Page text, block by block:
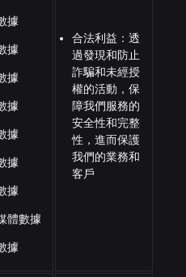
據
據
據
據
據
據
據
體數據
據
合法利益：透
過發現和防止
詐騙和未經授
權的活動，保
障我們服務的
安全性和完整
性，進而保護
我們的業務和
客戶